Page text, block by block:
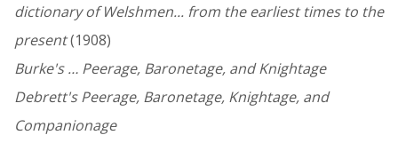
dictionary of Welshmen... from the earliest times to the
present(1908)
Burke's … Peerage, Baronetage, and Knightage
Debrett's Peerage, Baronetage, Knightage, and
Companionage